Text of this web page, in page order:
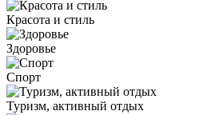
Красота и стиль
Здоровье
Спорт
Туризм, активный отдых